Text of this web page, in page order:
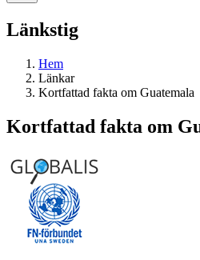
Länkstig
Hem
Länkar
Kortfattad fakta om Guatemala
Kortfattad fakta om